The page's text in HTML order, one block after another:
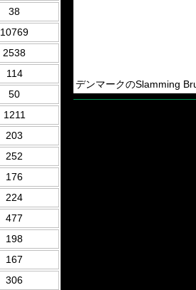
38
10769
2538
114
50
1211
203
252
176
224
477
198
167
306
デンマークのSlamming